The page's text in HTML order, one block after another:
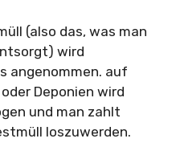
(also das, was man
wird
angenommen. auf
Deponien wird
und man zahlt
loszuwerden.